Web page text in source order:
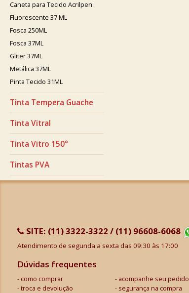
Caneta para Tecido Acrilpen
Fluorescente 37 ML
Fosca 250ML
Fosca 37ML
Gliter 37ML
Metálica 37ML
Pinta Tecido 31ML
Tinta Tempera Guache
Tinta Vitral
Tinta Vitro 150°
Tintas PVA
SITE: (11) 3322-3322 / (11) 96608-6068
Atendimento de segunda a sexta das 09:30 às 17:00
Dúvidas frequentes
como comprar
acompanhe seu pedido
troca e devolução
segurança na compra